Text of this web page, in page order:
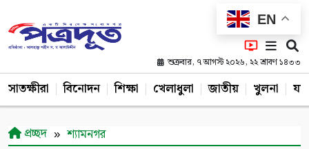
EN
শুক্রবার, ৭ আগস্ট ২০২৬, ২২ শ্রাবণ ১৪৩৩
সাতক্ষীরা বিনোদন শিক্ষা খেলাধুলা জাতীয় খুলনা
প্রচ্ছদ শ্যামনগর